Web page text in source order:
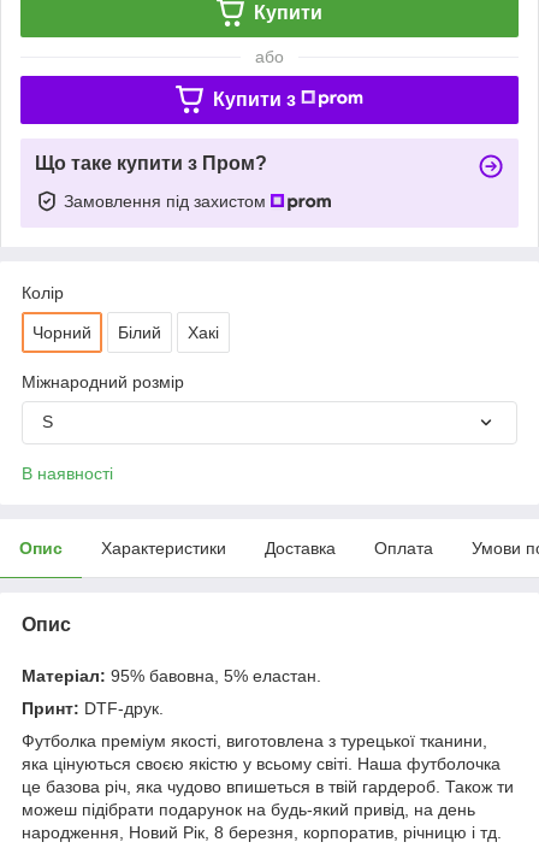
Купити
або
Купити з
Що таке купити з Пром?
Замовлення під захистом
Колір
Чорний Білий Хакі
Міжнародний розмір
S
В наявності
Опис Характеристики Доставка Оплата Умови
Опис
Матеріал: 95% бавовна, 5% еластан.
Принт: DTF-друк.
Футболка преміум якості, виготовлена з турецької тканини,
яка цінуються своєю якістю у всьому світі. Наша футболочка
це базова річ, яка чудово впишеться в твій гардероб. Також ти
можеш підібрати подарунок на будь-який привід, на день
народження, Новий Рік, 8 березня, корпоратив, річницю і тд.